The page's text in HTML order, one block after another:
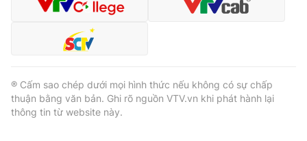
® Cấm sao chép dưới mọi hình thức nếu không có sự chấp
thuận bằng văn bản. Ghi rõ nguồn VTV.vn khi phát hành lại
thông tin từ website này.